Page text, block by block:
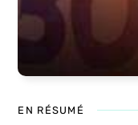
EN RÉSUMÉ